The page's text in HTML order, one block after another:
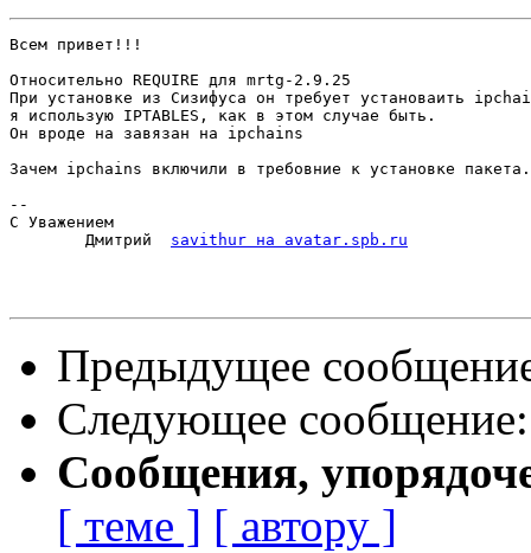
Всем привет!!!
Относительно REQUIRE для mrtg-2.9.25
При установке из Сизифуса он требует установаить
я использую IPTABLES, как в этом случае быть.
Он вроде на завязан на ipchains
Зачем ipchains включили в требовние к установке пакета.
--
С Уважением
	Дмитрий
savithur на avatar.spb.ru
Предыдущее
Следующее
Сообщения,
[ теме ] [ автору ]